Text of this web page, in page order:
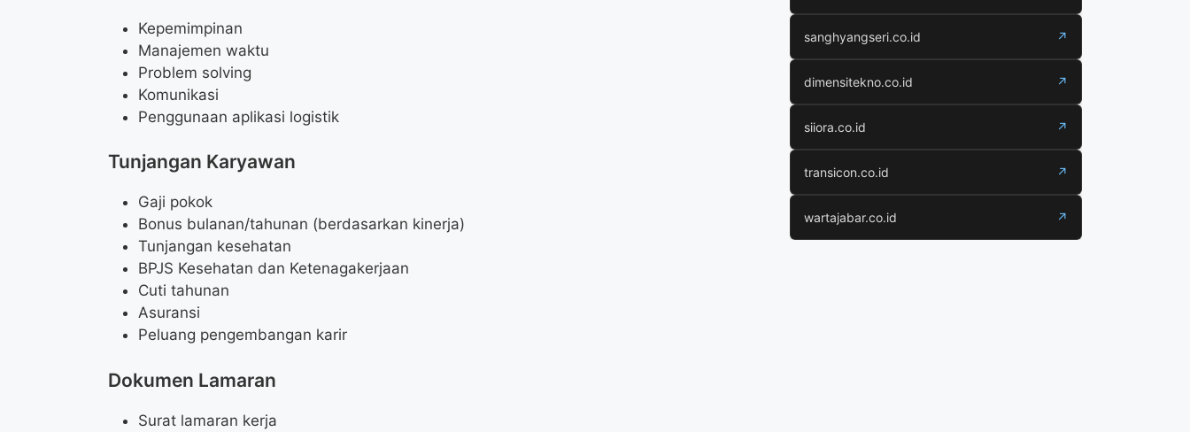
Kepemimpinan
Manajemen waktu
Problem solving
Komunikasi
Penggunaan aplikasi logistik
Tunjangan Karyawan
Gaji pokok
Bonus bulanan/tahunan (berdasarkan kinerja)
Tunjangan kesehatan
BPJS Kesehatan dan Ketenagakerjaan
Cuti tahunan
Asuransi
Peluang pengembangan karir
Dokumen Lamaran
Surat lamaran kerja
sanghyangseri.co.id ↗
dimensitekno.co.id ↗
siiora.co.id ↗
transicon.co.id ↗
wartajabar.co.id ↗